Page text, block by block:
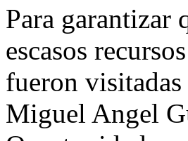
Para garantizar
escasos
fueron
Miguel Angel